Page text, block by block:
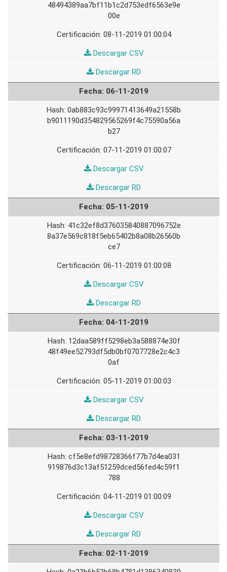
48494389aa7bf11b1c2d753edf6563e9e
00e
08-11-2019 01:00:04
Descargar CSV07-
Descargar RD
11-
2019
06-11-2019
0ab883c93c99971413649a21558b
b9011190d354829565269f4c75590a56a
b27
07-11-2019 01:00:07
Descargar CSV06-
Descargar RD
11-
2019
05-11-2019
41c32ef8d376035840887096752e
8a37e569c818f5eb65402b8a08b26560b
ce7
06-11-2019 01:00:08
Descargar CSV05-
Descargar RD
11-
2019
04-11-2019
12daa589ff5298eb3a588874e30f
48f49ee52793df5db0bf0707728e2c4c3
0af
05-11-2019 01:00:03
Descargar CSV04-
Descargar RD
11-
2019
03-11-2019
cf5e8efd98728366f77b7d4ea031
919876d3c13af51259dced56fed4c59f1
788
04-11-2019 01:00:09
Descargar CSV03-
Descargar RD
11-
2019
02-11-2019